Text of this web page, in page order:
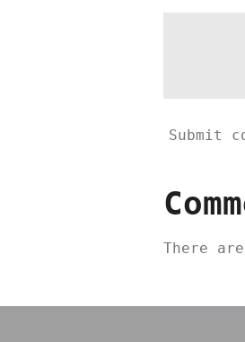
Submit
There